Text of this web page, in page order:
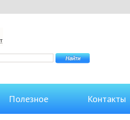
Полезное Контакты